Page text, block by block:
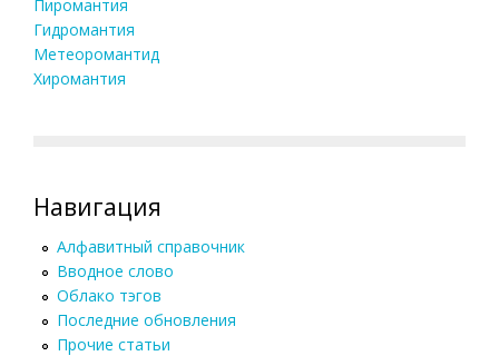
Пиромантия
Гидромантия
Метеоромантид
Хиромантия
Навигация
Алфавитный справочник
Вводное слово
Облако тэгов
Последние обновления
Прочие статьи